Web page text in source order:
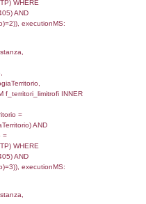
a2p.Nome
a2rp INNER JOIN
= a2p.IDPersonale
AND
d1_controlli.Provincia,
d1_controlli.Via,
d1_controlli.Pec FROM
ON
where